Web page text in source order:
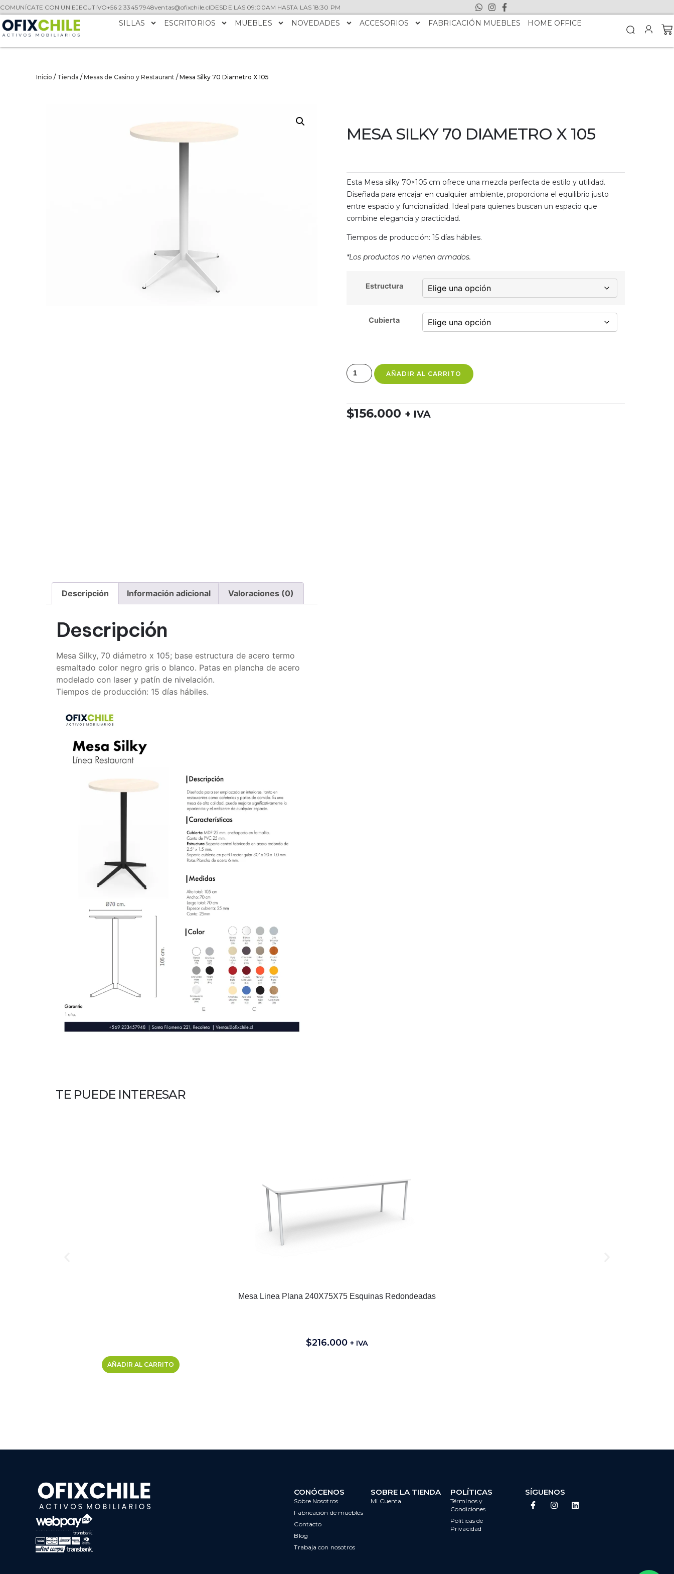
COMUNÍCATE CON UN EJECUTIVO+56 2 3345 7948ventas@ofixchile.clDESDE LAS 09:00AM HASTA LAS 18:30 PM
SILLAS ESCRITORIOS MUEBLES NOVEDADES ACCESORIOS FABRICACIÓN MUEBLES HOME OFFICE
Inicio / Tienda / Mesas de Casino y Restaurant / Mesa Silky 70 Diametro X 105
Descripción Información adicional Valoraciones (0)
Descripción
Mesa Silky, 70 diámetro x 105; base estructura de acero termo
esmaltado color negro gris o blanco. Patas en plancha de acero
modelado con laser y patín de nivelación.
Tiempos de producción: 15 días hábiles.
MESA SILKY 70 DIAMETRO X 105
Esta Mesa silky 70×105 cm ofrece una mezcla perfecta de estilo y utilidad.
Diseñada para encajar en cualquier ambiente, proporciona el equilibrio justo
entre espacio y funcionalidad. Ideal para quienes buscan un espacio que
combine elegancia y practicidad.
Tiempos de producción: 15 días hábiles.
*Los productos no vienen armados.
Estructura
Cubierta
AÑADIR AL CARRITO
$156.000 + IVA
TE PUEDE INTERESAR
Mesa Linea Plana 240X75X75 Esquinas Redondeadas
$216.000 + IVA
AÑADIR AL CARRITO
CONÓCENOS
Sobre Nosotros
Fabricación de muebles
Contacto
Blog
Trabaja con nosotros
SOBRE LA TIENDA
Mi Cuenta
POLÍTICAS
Términos y
Condiciones
Políticas de
Privacidad
SÍGUENOS